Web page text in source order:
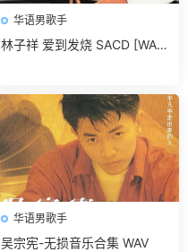
华语男歌手
林子祥 爱到发烧 SACD [WAV
华语男歌手
吴宗宪-无损音乐合集 WAV